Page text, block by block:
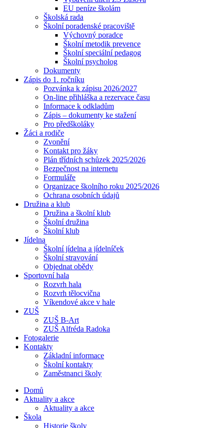
EU peníze školám
Školská rada
Školní poradenské pracoviště
Výchovný poradce
Školní metodik prevence
Školní speciální pedagog
Školní psycholog
Dokumenty
Zápis do 1. ročníku
Pozvánka k zápisu 2026/2027
On-line přihláška a rezervace času
Informace k odkladům
Zápis – dokumenty ke stažení
Pro předškoláky
Žáci a rodiče
Zvonění
Kontakt pro žáky
Plán třídních schůzek 2025/2026
Bezpečnost na internetu
Formuláře
Organizace školního roku 2025/2026
Ochrana osobních údajů
Družina a klub
Družina a školní klub
Školní družina
Školní klub
Jídelna
Školní jídelna a jídelníček
Školní stravování
Objednat obědy
Sportovní hala
Rozvrh hala
Rozvrh tělocvična
Víkendové akce v hale
ZUŠ
ZUŠ B-Art
ZUŠ Alfréda Radoka
Fotogalerie
Kontakty
Základní informace
Školní kontakty
Zaměstnanci školy
Domů
Aktuality a akce
Aktuality a akce
Škola
Historie školy